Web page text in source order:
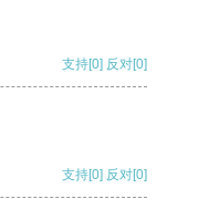
支持[0] 反对[0]
支持[0] 反对[0]